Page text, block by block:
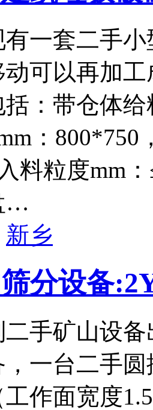
一套二手
可以再加
：带仓体
：
料粒度mm
…
新乡
分设备
手矿山设
一台二手
工作面宽度